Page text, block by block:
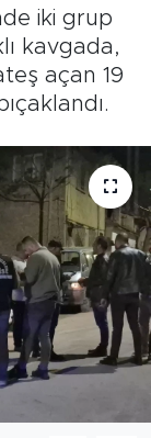
iki grup
kavgada,
açan 19